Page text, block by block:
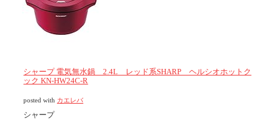
シャープ 電気無水鍋 2.4L レッド系SHARP ヘルシオホットク
ック KN-HW24C-R
posted with カエレバ
シャープ